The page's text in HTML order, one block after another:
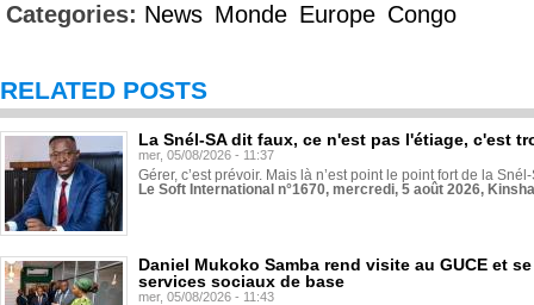
Categories: News Monde Europe Congo
RELATED POSTS
La Snél-SA dit faux, ce n'est pas l'étiage, c'est
mer, 05/08/2026 - 11:37
Gérer, c’est prévoir. Mais là n’est point le point fort de la
Le Soft International n°1670, mercredi, 5 août 2026,
Daniel Mukoko Samba rend visite au GUCE et
services sociaux de base
mer, 05/08/2026 - 11:43